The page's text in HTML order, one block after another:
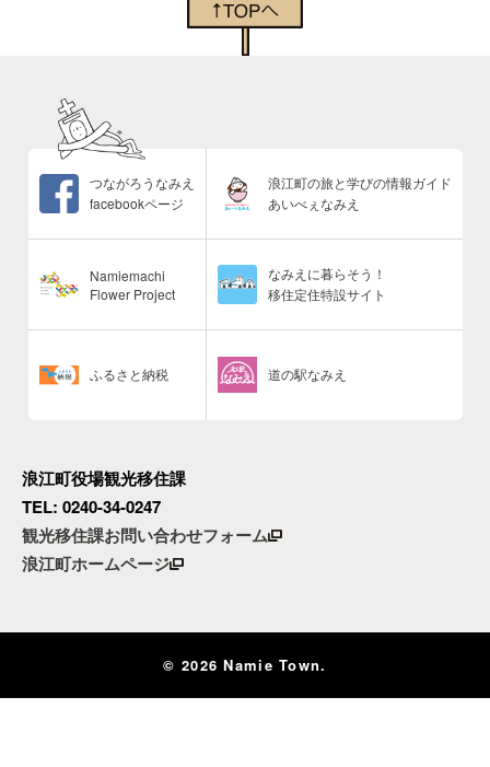
つながろうなみえ
facebookページ
浪江町の旅と学びの情報ガイド
あいべぇなみえ
Namiemachi
Flower Project
なみえに暮らそう！
移住定住特設サイト
ふるさと納税 道の駅なみえ
浪江町役場観光移住課
TEL: 0240-34-0247
観光移住課お問い合わせフォーム
浪江町ホームページ
© 2026 Namie Town.